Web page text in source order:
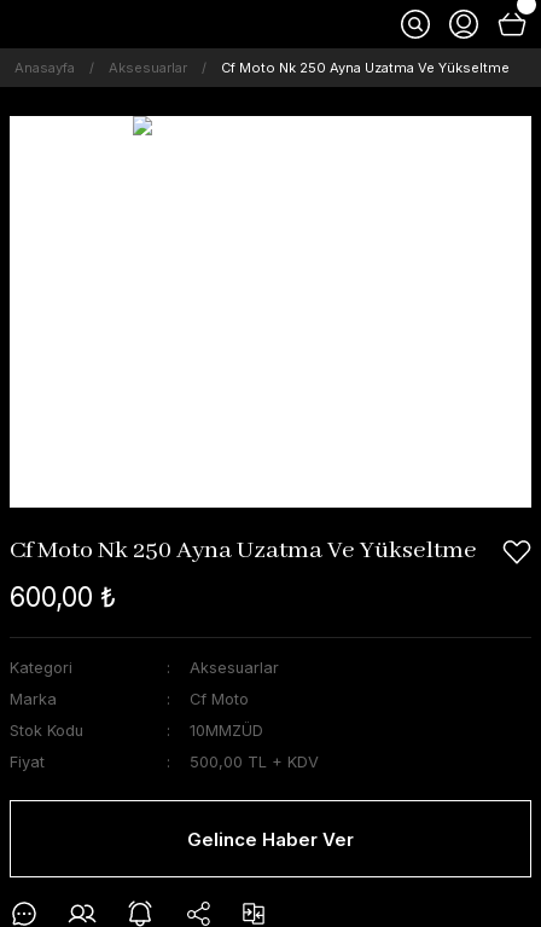
Anasayfa Aksesuarlar Cf Moto Nk 250 Ayna Uzatma Ve Yükseltme
Cf Moto Nk 250 Ayna Uzatma Ve Yükseltme
600,00 ₺
Kategori
Aksesuarlar
Marka
Cf Moto
Stok Kodu
10MMZÜD
Fiyat
500,00 TL + KDV
Gelince Haber Ver